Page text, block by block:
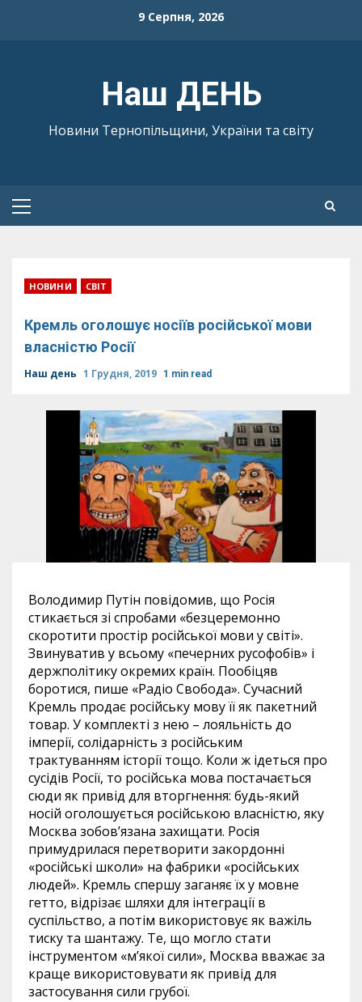
9 Серпня, 2026
Наш ДЕНЬ
Новини Тернопільщини, України та світу
Primary
НОВИНИ СВІТ
Кремль оголошує носіїв російської мови
власністю Росії
Наш день 1 Грудня, 2019 1 min read
Володимир Путін повідомив, що Росія
стикається зі спробами «безцеремонно
скоротити простір російської мови у світі».
Звинуватив у всьому «печерних русофобів» і
держполітику окремих країн. Пообіцяв
боротися, пише «Радіо Свобода». Сучасний
Кремль продає російську мову її як пакетний
товар. У комплекті з нею – лояльність до
імперії, солідарність з російським
трактуванням історії тощо. Коли ж ідеться про
сусідів Росії, то російська мова постачається
сюди як привід для вторгнення: будь-який
носій оголошується російською власністю, яку
Москва зобов’язана захищати. Росія
примудрилася перетворити закордонні
«російські школи» на фабрики «російських
людей». Кремль спершу заганяє їх у мовне
гетто, відрізає шляхи для інтеграції в
суспільство, а потім використовує як важіль
тиску та шантажу. Те, що могло стати
інструментом «м’якої сили», Москва вважає за
краще використовувати як привід для
застосування сили грубої.